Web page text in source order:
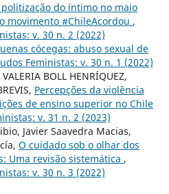
politização do íntimo no maio
movimento #ChileAcordou ,
v. 30 n. 2 (2022)
cócegas: abuso sexual de
Feministas: v. 30 n. 1 (2022)
BOLL HENRÍQUEZ,
Percepções da violência
de ensino superior no Chile
v. 31 n. 2 (2023)
Javier Saavedra Macias,
O cuidado sob o olhar dos
Uma revisão sistemática ,
v. 30 n. 3 (2022)